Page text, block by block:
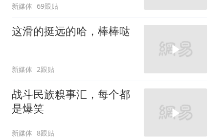
新媒体 69跟贴
这滑的挺远的哈，棒棒哒
新媒体 2跟贴
战斗民族糗事汇，每个都
是爆笑
新媒体 8跟贴